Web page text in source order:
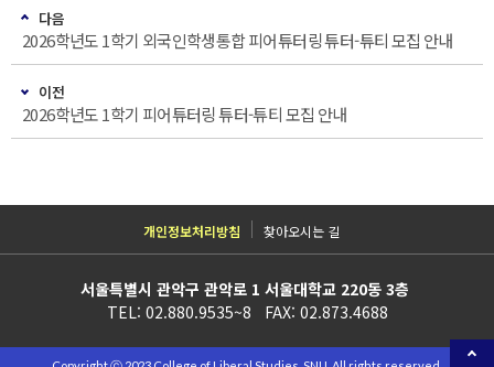
다음
2026학년도 1학기 외국인학생통합 피어튜터링 튜터-튜티 모집 안내
이전
2026학년도 1학기 피어튜터링 튜터-튜티 모집 안내
개인정보처리방침 찾아오시는 길
서울특별시 관악구 관악로 1 서울대학교 220동 3층
TEL: 02.880.9535~8 FAX: 02.873.4688